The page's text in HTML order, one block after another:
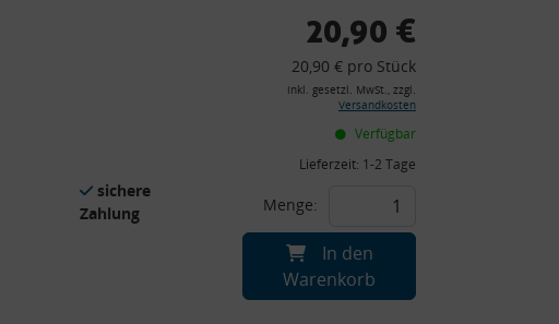
sichere
Zahlung
20,90 €
20,90 € pro Stück
inkl. gesetzl. MwSt., zzgl.
Versandkosten
Verfügbar
Lieferzeit: 1-2 Tage
Menge:
In den
Warenkorb